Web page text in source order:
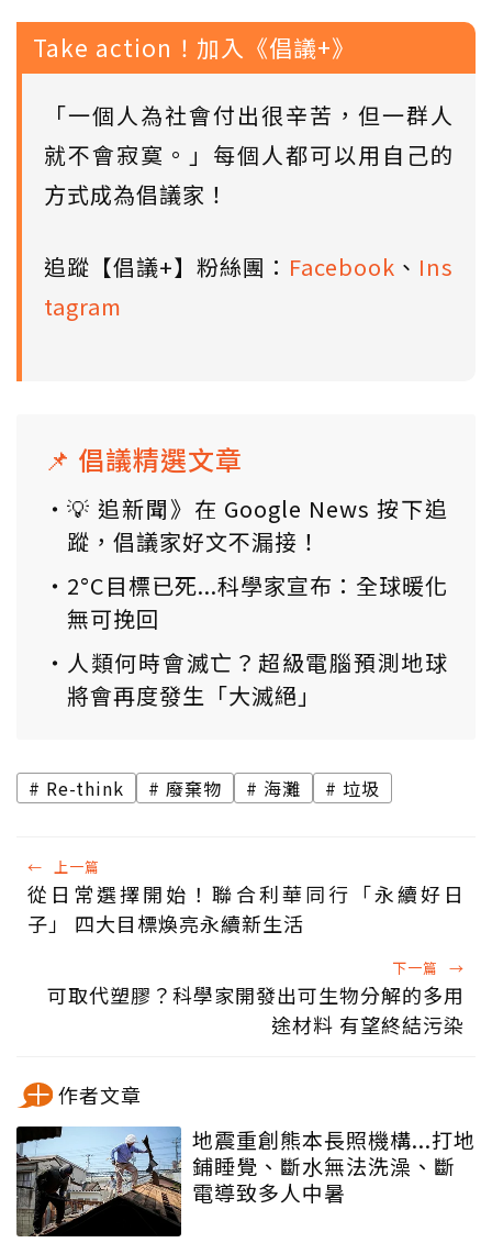
Take action！加入《倡議+》
「一個人為社會付出很辛苦，但一群人
就不會寂寞。」每個人都可以用自己的
方式成為倡議家！
追蹤【倡議+】粉絲團： Facebook 、 Ins
tagram
📌 倡議精選文章
💡 追新聞》在 Google News 按下追
蹤，倡議家好文不漏接！
2°C目標已死...科學家宣布：全球暖化
無可挽回
人類何時會滅亡？超級電腦預測地球
將會再度發生「大滅絕」
Re-think 廢棄物 海灘 垃圾
← 上一篇
從日常選擇開始！聯合利華同行「永續好日
子」 四大目標煥亮永續新生活
下一篇 →
可取代塑膠？科學家開發出可生物分解的多用
途材料 有望終結污染
作者文章
地震重創熊本長照機構...打地
鋪睡覺、斷水無法洗澡、斷
電導致多人中暑